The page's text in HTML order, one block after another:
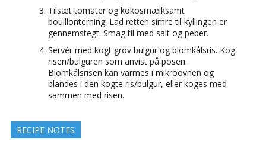
Tilsæt tomater og kokosmælksamt
bouillonterning. Lad retten simre til kyllingen er
gennemstegt. Smag til med salt og peber.
Servér med kogt grov bulgur og blomkålsris. Kog
risen/bulguren som anvist på posen.
Blomkålsrisen kan varmes i mikroovnen og
blandes i den kogte ris/bulgur, eller koges med
sammen med risen.
RECIPE NOTES